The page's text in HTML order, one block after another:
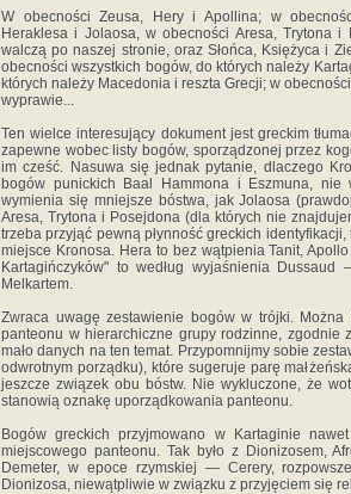
W obecności Zeusa, Hery i Apollina; w
Heraklesa i Jolaosa, w obecności Aresa, Trytona i
walczą po naszej stronie, oraz Słońca, Księ­życa i
obecności wszystkich bo­gów, do których należy
któ­rych należy Macedonia i reszta Grecji; w
wyprawie...
Ten wielce interesujący dokument jest greckim
zapewne wobec listy bogów, spo­rządzonej przez
im cześć. Nasuwa się jednak pytanie, dlaczego
bogów punickich Baal Hammona i Eszmuna, nie
wymienia się mniej­sze bóstwa, jak Jolaosa
Aresa, Trytona i Posejdona (dla których nie
trzeba przyjąć pewną płyn­ność greckich
miejsce Kronosa. Hera to bez wątpienia Tanit,
Kartagińczyków" to według wyjaśnienia
Melkartem.
Zwraca uwagę zestawienie bogów w trójki.
panteonu w hierarchiczne grupy rodzinne, zgodnie
mało danych na ten temat. Przypomnijmy sobie
odwrotnym porządku), które suge­ruje parę
jesz­cze związek obu bóstw. Nie wykluczone, że
stanowią oznakę uporządkowania pante­onu.
Bogów greckich przyjmowano w Kartaginie
miejscowego panteonu. Tak było z Dio­nizosem,
Demeter, w epoce rzymskiej — Cerery,
Dionizosa, niewątpliwie w związku z przyjęciem się